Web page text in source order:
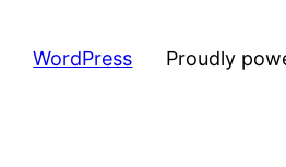
WordPress Proudly